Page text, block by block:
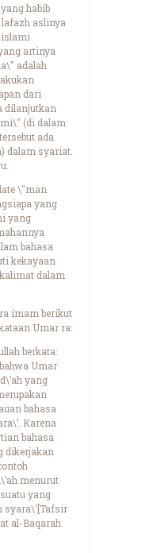
habib
aslinya
artinya
adalah
dari
dilanjutkan
(di dalam
ada
dalam syariat.
\"man
yang
yang
bahasa
kekayaan
dalam
imam berikut
Umar ra:
berkata:
Umar
yang
bahasa
Karena
bahasa
dikerjakan
menurut
yang
syara\'[Tafsir
al-Baqarah